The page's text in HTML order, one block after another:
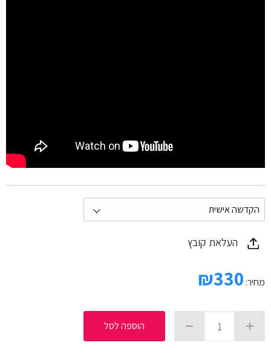
העלאת קובץ
מחיר: ₪330
הוספה לסל